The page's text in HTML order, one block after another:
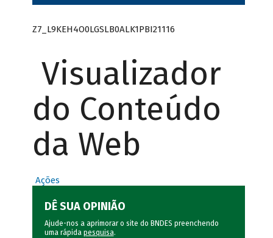
Z7_L9KEH4O0LGSLB0ALK1PBI21116
Visualizador
do Conteúdo
da Web
Ações
DÊ SUA OPINIÃO
Ajude-nos a aprimorar o site do BNDES preenchendo
uma rápida pesquisa.